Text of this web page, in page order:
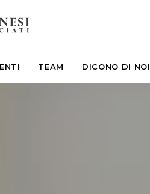
TEAM DICONO DI NOI